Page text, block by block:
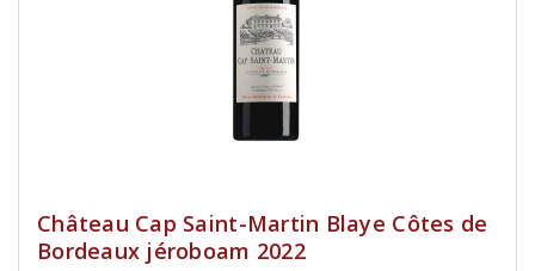
Château Cap Saint-Martin Blaye Côtes de
Bordeaux jéroboam 2022